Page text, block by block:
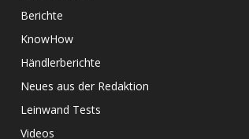
Berichte
KnowHow
Händlerberichte
Neues aus der Redaktion
Leinwand Tests
Videos